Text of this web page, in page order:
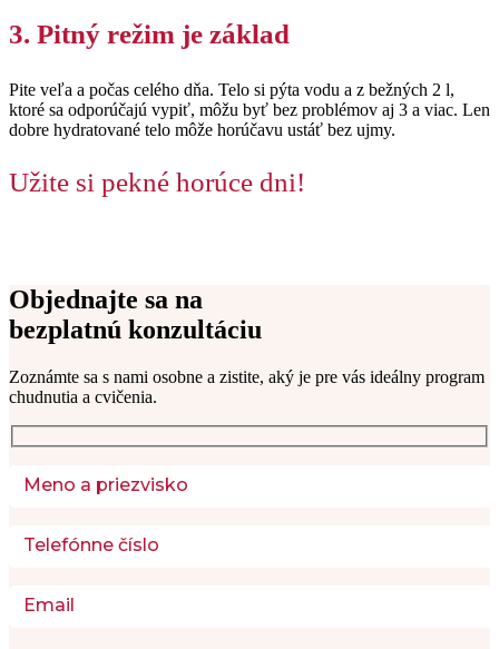
3. Pitný režim je základ
Pite veľa a počas celého dňa. Telo si pýta vodu a z bežných 2 l,
ktoré sa odporúčajú vypiť, môžu byť bez problémov aj 3 a viac. Len
dobre hydratované telo môže horúčavu ustáť bez ujmy.
Užite si pekné horúce dni!
Objednajte sa na
bezplatnú konzultáciu
Zoznámte sa s nami osobne a zistite, aký je pre vás ideálny program
chudnutia a cvičenia.